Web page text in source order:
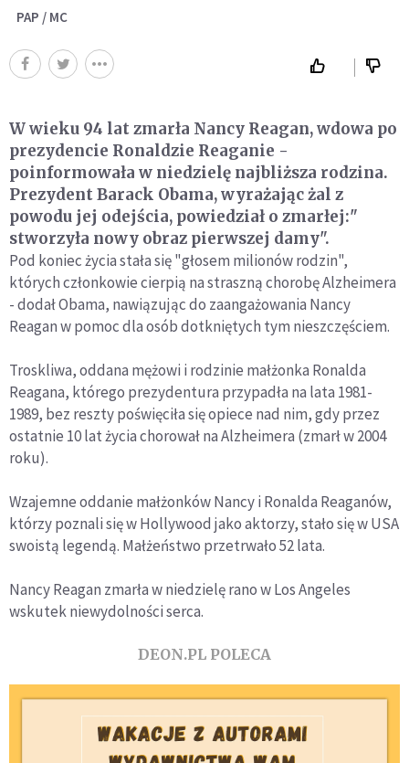
PAP / MC
W wieku 94 lat zmarła Nancy Reagan, wdowa po
prezydencie Ronaldzie Reaganie -
poinformowała w niedzielę najbliższa rodzina.
Prezydent Barack Obama, wyrażając żal z
powodu jej odejścia, powiedział o zmarłej:"
stworzyła nowy obraz pierwszej damy".
Pod koniec życia stała się "głosem milionów rodzin",
których członkowie cierpią na straszną chorobę Alzheimera
- dodał Obama, nawiązując do zaangażowania Nancy
Reagan w pomoc dla osób dotkniętych tym nieszczęściem.
Troskliwa, oddana mężowi i rodzinie małżonka Ronalda
Reagana, którego prezydentura przypadła na lata 1981-
1989, bez reszty poświęciła się opiece nad nim, gdy przez
ostatnie 10 lat życia chorował na Alzheimera (zmarł w 2004
roku).
Wzajemne oddanie małżonków Nancy i Ronalda Reaganów,
którzy poznali się w Hollywood jako aktorzy, stało się w USA
swoistą legendą. Małżeństwo przetrwało 52 lata.
Nancy Reagan zmarła w niedzielę rano w Los Angeles
wskutek niewydolności serca.
DEON.PL POLECA